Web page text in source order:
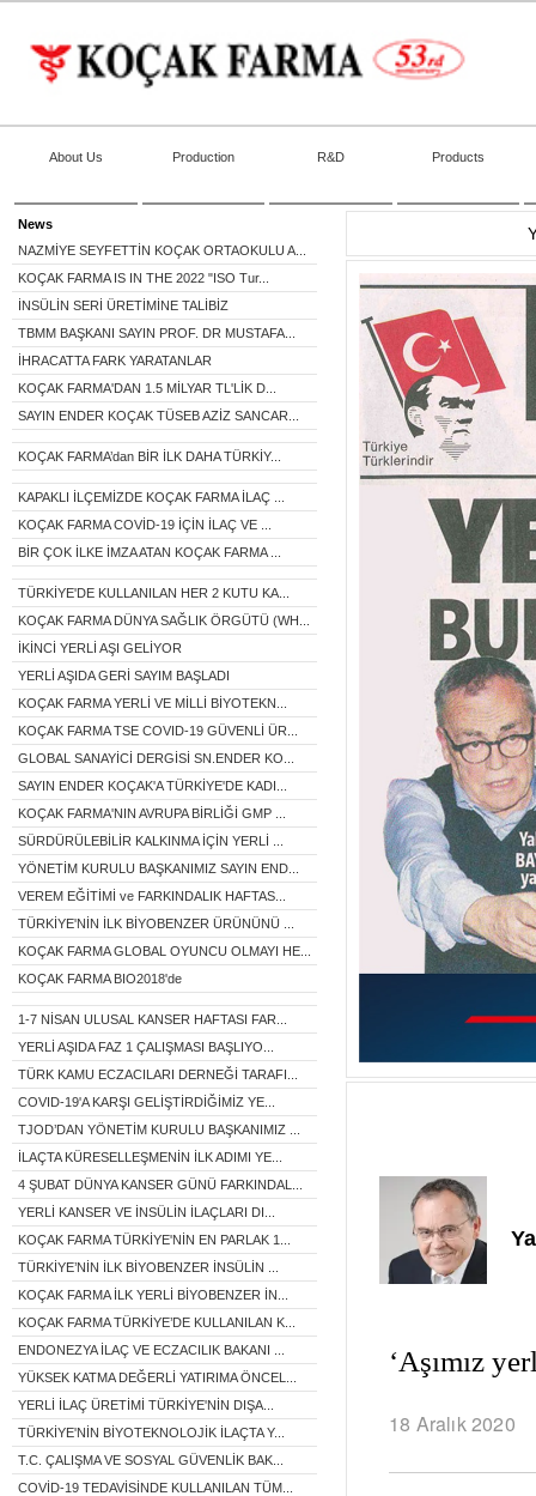
About Us Production R&D Products
News
NAZMİYE SEYFETTİN KOÇAK ORTAOKULU A...
KOÇAK FARMA IS IN THE 2022 "ISO Tur...
İNSÜLİN SERİ ÜRETİMİNE TALİBİZ
TBMM BAŞKANI SAYIN PROF. DR MUSTAFA...
İHRACATTA FARK YARATANLAR
KOÇAK FARMA'DAN 1.5 MİLYAR TL'LİK D...
SAYIN ENDER KOÇAK TÜSEB AZİZ SANCAR...
KOÇAK FARMA’dan BİR İLK DAHA TÜRKİY...
KAPAKLI İLÇEMİZDE KOÇAK FARMA İLAÇ ...
KOÇAK FARMA COVİD-19 İÇİN İLAÇ VE ...
BİR ÇOK İLKE İMZA ATAN KOÇAK FARMA ...
TÜRKİYE'DE KULLANILAN HER 2 KUTU KA...
KOÇAK FARMA DÜNYA SAĞLIK ÖRGÜTÜ (WH...
İKİNCİ YERLİ AŞI GELİYOR
YERLİ AŞIDA GERİ SAYIM BAŞLADI
KOÇAK FARMA YERLİ VE MİLLİ BİYOTEKN...
KOÇAK FARMA TSE COVID-19 GÜVENLİ ÜR...
GLOBAL SANAYİCİ DERGİSİ SN.ENDER KO...
SAYIN ENDER KOÇAK'A TÜRKİYE'DE KADI...
KOÇAK FARMA'NIN AVRUPA BİRLİĞİ GMP ...
SÜRDÜRÜLEBİLİR KALKINMA İÇİN YERLİ ...
YÖNETİM KURULU BAŞKANIMIZ SAYIN END...
VEREM EĞİTİMİ ve FARKINDALIK HAFTAS...
TÜRKİYE'NİN İLK BİYOBENZER ÜRÜNÜNÜ ...
KOÇAK FARMA GLOBAL OYUNCU OLMAYI HE...
KOÇAK FARMA BIO2018'de
1-7 NİSAN ULUSAL KANSER HAFTASI FAR...
YERLİ AŞIDA FAZ 1 ÇALIŞMASI BAŞLIYO...
TÜRK KAMU ECZACILARI DERNEĞİ TARAFI...
COVID-19'A KARŞI GELİŞTİRDİĞİMİZ YE...
TJOD’DAN YÖNETİM KURULU BAŞKANIMIZ ...
İLAÇTA KÜRESELLEŞMENİN İLK ADIMI YE...
4 ŞUBAT DÜNYA KANSER GÜNÜ FARKINDAL...
YERLİ KANSER VE İNSÜLİN İLAÇLARI DI...
KOÇAK FARMA TÜRKİYE'NİN EN PARLAK 1...
TÜRKİYE’NİN İLK BİYOBENZER İNSÜLİN ...
KOÇAK FARMA İLK YERLİ BİYOBENZER İN...
KOÇAK FARMA TÜRKİYE’DE KULLANILAN K...
ENDONEZYA İLAÇ VE ECZACILIK BAKANI ...
YÜKSEK KATMA DEĞERLİ YATIRIMA ÖNCEL...
YERLİ İLAÇ ÜRETİMİ TÜRKİYE'NİN DIŞA...
TÜRKİYE'NİN BİYOTEKNOLOJİK İLAÇTA Y...
T.C. ÇALIŞMA VE SOSYAL GÜVENLİK BAK...
COVİD-19 TEDAVİSİNDE KULLANILAN TÜM...
‘Aşımız
18 Aralık 2020